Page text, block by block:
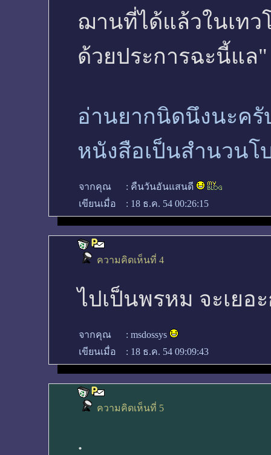
ฌานที่ได้แล้วในเทว
ด้วยประการฉะนี้แล"
อ่านยากนิดนึงนะค
หนังสือเป็นสำนวนโ
จากคุณ : คืนวันอันแสนดี
เขียนเมื่อ
: 18 ธ.ค. 54 00:26:15
ความคิดเห็นที่ 4
ไปเป็นพรหม จะเยอ
จากคุณ : msdossys
เขียนเมื่อ
: 18 ธ.ค. 54 09:09:43
ความคิดเห็นที่ 5
.